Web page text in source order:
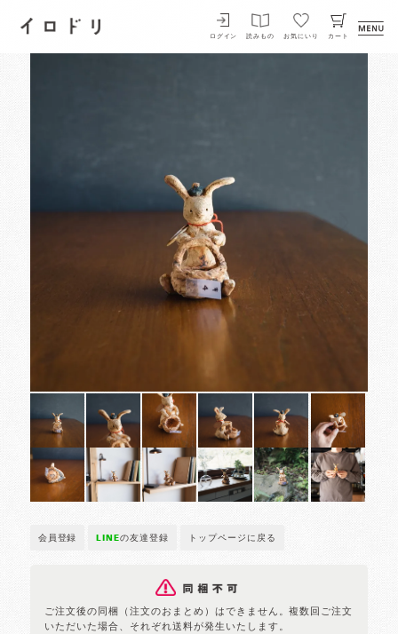
イロドリ
ログイン 読みもの お気にいり カート
会員登録 LINEの友達登録 トップページに戻る
ご注文後の同梱（注文のおまとめ）はできません。複数回ご注文
いただいた場合、それぞれ送料が発生いたします。